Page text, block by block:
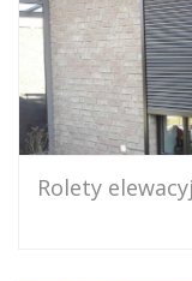
Rolety